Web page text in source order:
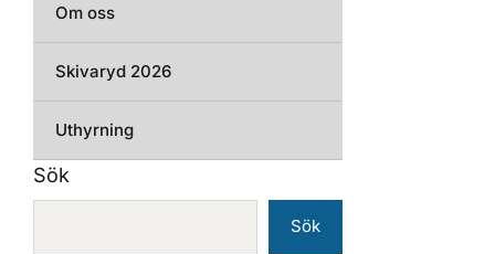
Om oss
Skivaryd 2026
Uthyrning
Sök
Sök